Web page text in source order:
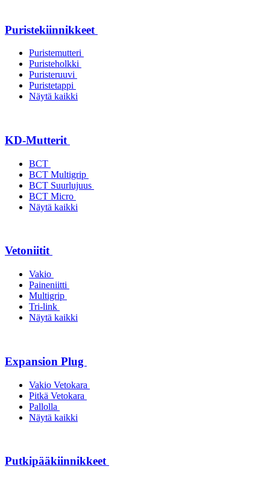
Puristekiinnikkeet
Puristemutteri
Puristeholkki
Puristeruuvi
Puristetappi
Näytä kaikki
KD-Mutterit
BCT
BCT Multigrip
BCT Suurlujuus
BCT Micro
Näytä kaikki
Vetoniitit
Vakio
Paineniitti
Multigrip
Tri-link
Näytä kaikki
Expansion Plug
Vakio Vetokara
Pitkä Vetokara
Pallolla
Näytä kaikki
Putkipääkiinnikkeet